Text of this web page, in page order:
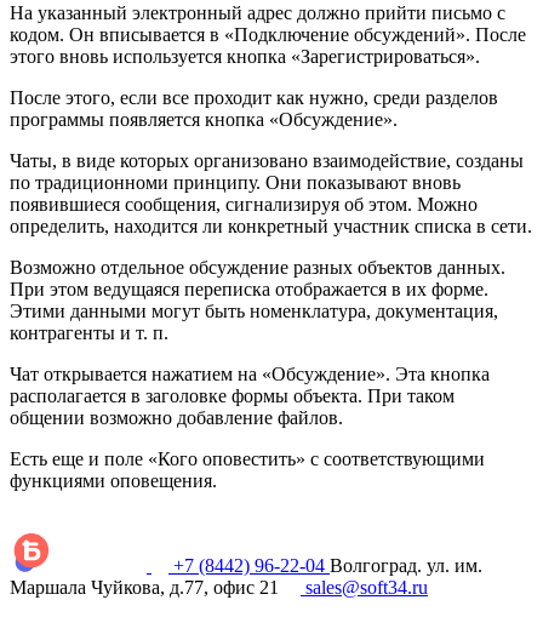
На указанный электронный адрес должно прийти письмо с
кодом. Он вписывается в «Подключение обсуждений». После
этого вновь используется кнопка «Зарегистрироваться».
После этого, если все проходит как нужно, среди разделов
программы появляется кнопка «Обсуждение».
Чаты, в виде которых организовано взаимодействие, созданы
по традиционноми принципу. Они показывают вновь
появившиеся сообщения, сигнализируя об этом. Можно
определить, находится ли конкретный участник списка в сети.
Возможно отдельное обсуждение разных объектов данных.
При этом ведущаяся переписка отображается в их форме.
Этими данными могут быть номенклатура, документация,
контрагенты и т. п.
Чат открывается нажатием на «Обсуждение». Эта кнопка
располагается в заголовке формы объекта. При таком
общении возможно добавление файлов.
Есть еще и поле «Кого оповестить» с соответствующими
функциями оповещения.
+7 (8442) 96-22-04 Волгоград. ул. им.
Маршала Чуйкова, д.77, офис 21
sales@soft34.ru